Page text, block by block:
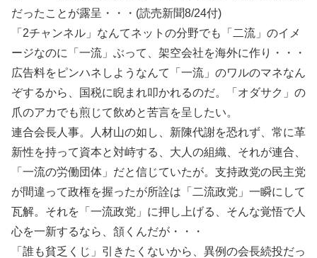
だったことが露呈・・・(読売新聞8/24付)
「2チャンネル」なんてネットの分野でも「二流」のイメ
ージなのに「一流」ぶって、架空会社を海外に作り・・・
広告料をピンハネしようなんて「一流」のワルのマネなん
ぞするから、国税に睨まれ叩かれるのだ。「オダサク」の
爪のアカでも煎じて飲めと苦言を呈したい。
連合会長人事。人材山の如し、新陳代謝を恐れず、常に革
新性を持って資本と対峙する、大人の組織、それが連合、
「一流の労働団体」だと信じていたが。支持政党の民主党
が間違って政権を握ったが所詮は「二流政党」一瞬にして
瓦解。それを「一流政党」に押し上げる、そんな覚悟で人
心を一新するなら、頷くんだが・・・
「誰も貧乏くじ」引きたくないから、異例の会長続投だっ